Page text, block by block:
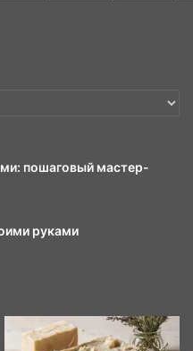
пошаговый мастер-
руками